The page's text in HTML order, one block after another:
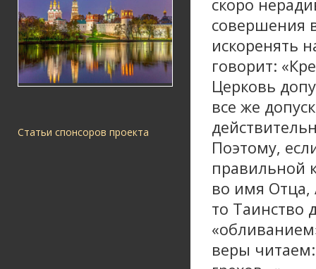
Статьи спонсоров проекта
скоро
совершения
искоренять
говорит:
Церковь
все же
Поэтому,
правильной
во имя
то Таинство
веры